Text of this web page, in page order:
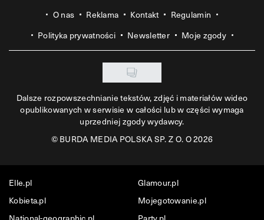
O nas Reklama Kontakt
Regulamin
Polityka prywatności
Newsletter Moje zgody
Dalsze rozpowszechnianie tekstów, zdjęć i materiałów wideo
opublikowanych w serwisie w całości lub w części wymaga
uprzedniej zgody wydawcy.
©BURDA MEDIA POLSKA SP. Z O. O 2026
Elle.pl
Glamour.pl
Kobieta.pl
Mojegotowanie.pl